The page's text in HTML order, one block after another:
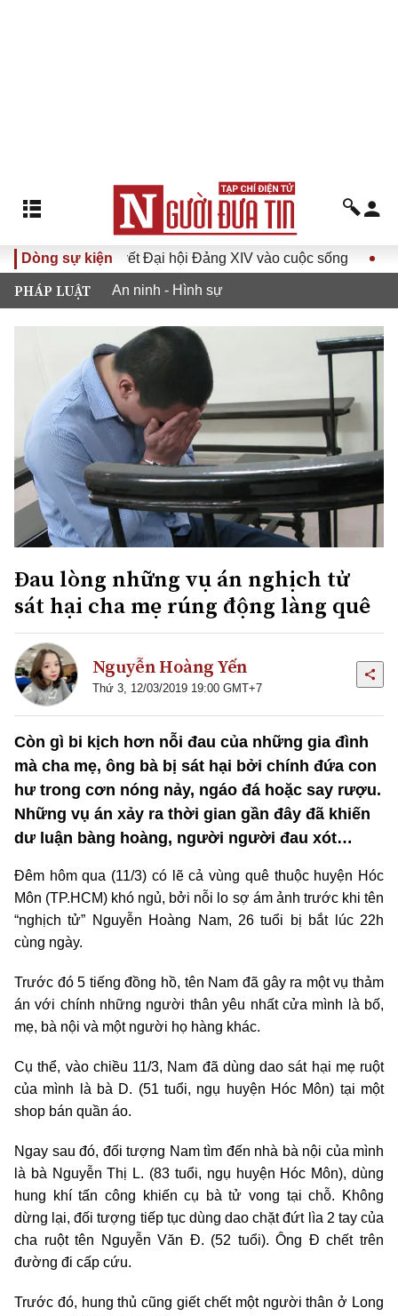
Dòng sự kiện
Nghị quyết Đại hội Đảng XIV vào cuộc sống Hướng tới
PHÁP LUẬT An ninh - Hình sự
Đau lòng những vụ án nghịch tử
sát hại cha mẹ rúng động làng quê
Nguyễn Hoàng Yến
Thứ 3, 12/03/2019 19:00 GMT+7
Còn gì bi kịch hơn nỗi đau của những gia đình
mà cha mẹ, ông bà bị sát hại bởi chính đứa con
hư trong cơn nóng nảy, ngáo đá hoặc say rượu.
Những vụ án xảy ra thời gian gần đây đã khiến
dư luận bàng hoàng, người người đau xót…
Đêm hôm qua (11/3) có lẽ cả vùng quê thuộc huyện Hóc
Môn (TP.HCM) khó ngủ, bởi nỗi lo sợ ám ảnh trước khi tên
“nghịch tử” Nguyễn Hoàng Nam, 26 tuổi bị bắt lúc 22h
cùng ngày.
Trước đó 5 tiếng đồng hồ, tên Nam đã gây ra một vụ thảm
án với chính những người thân yêu nhất cửa mình là bố,
mẹ, bà nội và một người họ hàng khác.
Cụ thể, vào chiều 11/3, Nam đã dùng dao sát hại mẹ ruột
của mình là bà D. (51 tuổi, ngụ huyện Hóc Môn) tại một
shop bán quần áo.
Ngay sau đó, đối tượng Nam tìm đến nhà bà nội của mình
là bà Nguyễn Thị L. (83 tuổi, ngụ huyện Hóc Môn), dùng
hung khí tấn công khiến cụ bà tử vong tại chỗ. Không
dừng lại, đối tượng tiếp tục dùng dao chặt đứt lìa 2 tay của
cha ruột tên Nguyễn Văn Đ. (52 tuổi). Ông Đ chết trên
đường đi cấp cứu.
Trước đó, hung thủ cũng giết chết một người thân ở Long